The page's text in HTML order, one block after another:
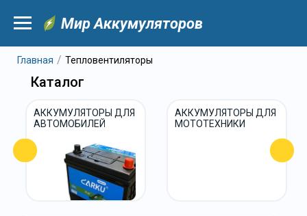
Мир Аккумуляторов
Главная Тепловентиляторы
Каталог
АККУМУЛЯТОРЫ ДЛЯ
АВТОМОБИЛЕЙ
АККУМУЛЯТОРЫ ДЛЯ
МОТОТЕХНИКИ